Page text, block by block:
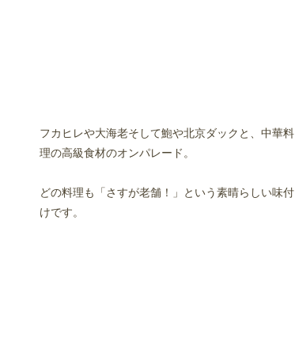
フカヒレや大海老そして鮑や北京ダックと、中華料
理の高級食材のオンパレード。
どの料理も「さすが老舗！」という素晴らしい味付
けです。